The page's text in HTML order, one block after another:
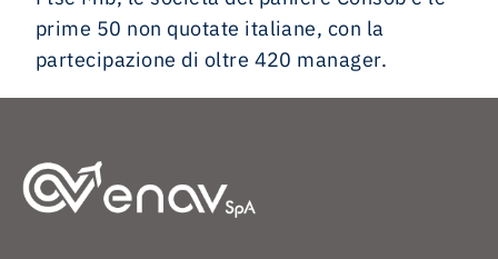
prime 50 non quotate italiane, con la
partecipazione di oltre 420 manager.